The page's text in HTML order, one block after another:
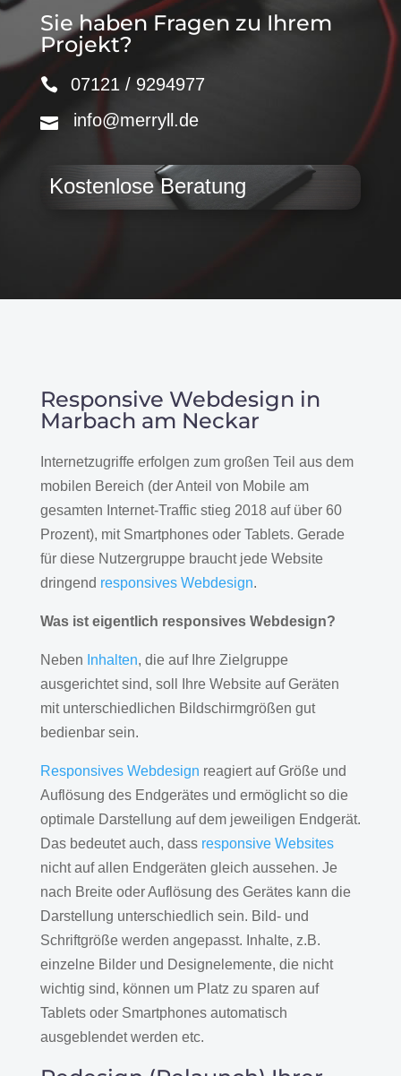
Sie haben Fragen zu Ihrem
Projekt?
07121 / 9294977
info@merryll.de
Kostenlose Beratung
Responsive Webdesign in
Marbach am Neckar
Internetzugriffe erfolgen zum großen Teil aus dem
mobilen Bereich (der Anteil von Mobile am
gesamten Internet-Traffic stieg 2018 auf über 60
Prozent), mit Smartphones oder Tablets. Gerade
für diese Nutzergruppe braucht jede Website
dringend responsives Webdesign.
Was ist eigentlich responsives Webdesign?
Neben Inhalten, die auf Ihre Zielgruppe
ausgerichtet sind, soll Ihre Website auf Geräten
mit unterschiedlichen Bildschirmgrößen gut
bedienbar sein.
Responsives Webdesign reagiert auf Größe und
Auflösung des Endgerätes und ermöglicht so die
optimale Darstellung auf dem jeweiligen Endgerät.
Das bedeutet auch, dass responsive Websites
nicht auf allen Endgeräten gleich aussehen. Je
nach Breite oder Auflösung des Gerätes kann die
Darstellung unterschiedlich sein. Bild- und
Schriftgröße werden angepasst. Inhalte, z.B.
einzelne Bilder und Designelemente, die nicht
wichtig sind, können um Platz zu sparen auf
Tablets oder Smartphones automatisch
ausgeblendet werden etc.